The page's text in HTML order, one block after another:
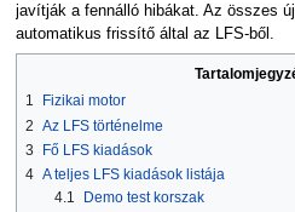
javítják a fennálló hibákat. Az összes
automatikus frissítő által az LFS-ből.
1
Fizikai motor
2 Az LFS történelme
3
Fő LFS kiadások
4 A teljes LFS kiadások listája
4.1
Demo test korszak